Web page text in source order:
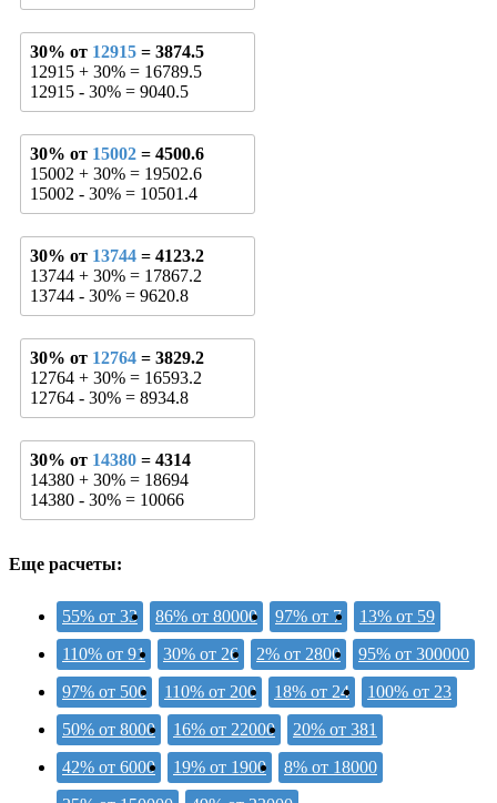
30% от 12915 = 3874.5
12915 + 30% = 16789.5
12915 - 30% = 9040.5
30% от 15002 = 4500.6
15002 + 30% = 19502.6
15002 - 30% = 10501.4
30% от 13744 = 4123.2
13744 + 30% = 17867.2
13744 - 30% = 9620.8
30% от 12764 = 3829.2
12764 + 30% = 16593.2
12764 - 30% = 8934.8
30% от 14380 = 4314
14380 + 30% = 18694
14380 - 30% = 10066
Еще расчеты:
55% от 33 86% от 80000 97% от 7
13% от 59
110% от 91
30% от 26 2% от 2800
95% от 300000
97% от 500
110% от 200 18% от 24
100% от 23
50% от 8000
16% от 22000
20% от 381
42% от 6000
19% от 1900
8% от 18000